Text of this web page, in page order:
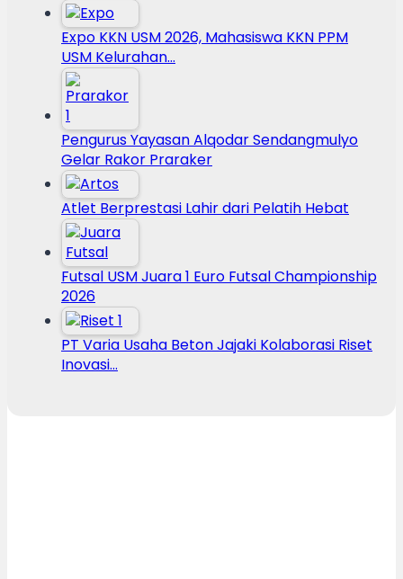
Expo KKN USM 2026, Mahasiswa KKN PPM
USM Kelurahan…
Pengurus Yayasan Alqodar Sendangmulyo
Gelar Rakor Praraker
Atlet Berprestasi Lahir dari Pelatih Hebat
Futsal USM Juara 1 Euro Futsal Championship
2026
PT Varia Usaha Beton Jajaki Kolaborasi Riset
Inovasi…